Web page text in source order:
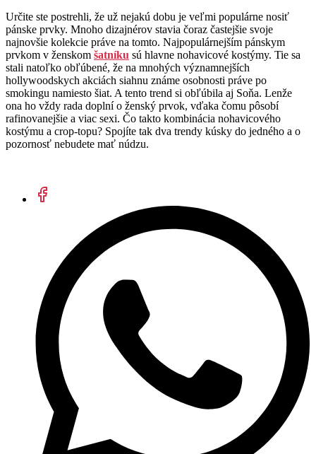
Určite ste postrehli, že už nejakú dobu je veľmi populárne nosiť
pánske prvky. Mnoho dizajnérov stavia čoraz častejšie svoje
najnovšie kolekcie práve na tomto. Najpopulárnejším pánskym
prvkom v ženskom šatníku sú hlavne nohavicové kostýmy. Tie sa
stali natoľko obľúbené, že na mnohých významnejších
hollywoodskych akciách siahnu známe osobnosti práve po
smokingu namiesto šiat. A tento trend si obľúbila aj Soňa. Lenže
ona ho vždy rada doplní o ženský prvok, vďaka čomu pôsobí
rafinovanejšie a viac sexi. Čo takto kombinácia nohavicového
kostýmu a crop-topu? Spojíte tak dva trendy kúsky do jedného a o
pozornosť nebudete mať núdzu.